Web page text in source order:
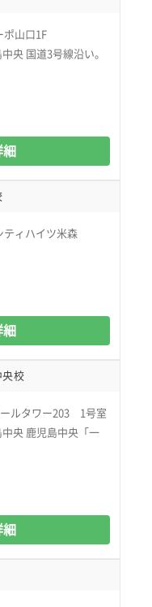
ポ山口1F
央 国道3号線沿い。
細
ティハイツ米森
細
央校
ールタワー203 1号室
中央 鹿児島中央「一
細